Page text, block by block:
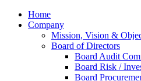
Home
Company
Mission, Vision &
Board of Directors
Board Audit
Board Risk /
Board